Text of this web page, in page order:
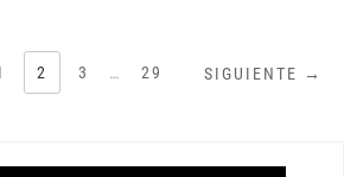
2 3 … 29 SIGUIENTE →